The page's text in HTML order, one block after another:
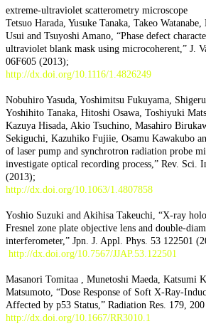
extreme-ultraviolet scatterometry microscope
Tetsuo Harada, Yusuke Tanaka, Takeo
Usui and Tsuyoshi Amano, “Phase defect
ultraviolet blank mask using microcoherent,” J.
06F605 (2013);
http://dx.doi.org/10.1116/1.4826249
Nobuhiro Yasuda, Yoshimitsu Fukuyama,
Yoshihito Tanaka, Hitoshi Osawa, Toshiyuki
Kazuya Hisada, Akio Tsuchino, Masahiro
Sekiguchi, Kazuhiko Fujiie, Osamu Kawakubo
of laser pump and synchrotron radiation probe
investigate optical recording process,” Rev. Sci.
(2013);
http://dx.doi.org/10.1063/1.4807858
Yoshio Suzuki and Akihisa Takeuchi, “X-ray
Fresnel zone plate objective lens and double-
interferometer,” Jpn. J. Appl. Phys. 53 122501
http://dx.doi.org/10.7567/JJAP.53.122501
Masanori Tomitaa , Munetoshi Maeda, Katsumi
Matsumoto, “Dose Response of Soft X-Ray-
Affected by p53 Status,” Radiation Res. 179,
http://dx.doi.org/10.1667/RR3010.1